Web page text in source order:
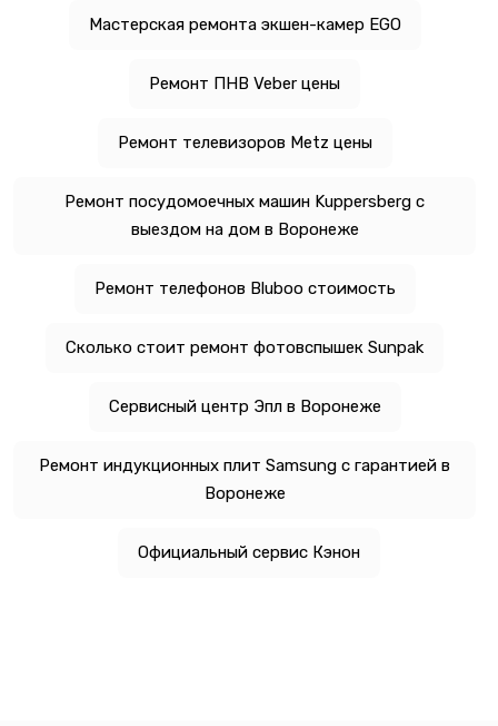
Мастерская ремонта экшен-камер EGO
Ремонт ПНВ Veber цены
Ремонт телевизоров Metz цены
Ремонт посудомоечных машин Kuppersberg с
выездом на дом в Воронеже
Ремонт телефонов Bluboo стоимость
Сколько стоит ремонт фотовспышек Sunpak
Сервисный центр Эпл в Воронеже
Ремонт индукционных плит Samsung с гарантией в
Воронеже
Официальный сервис Кэнон